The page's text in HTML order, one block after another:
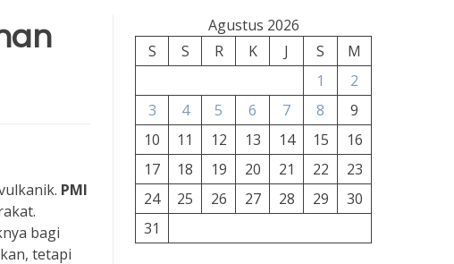
PMI
bagi
tetapi
Agustus 2026
S
S R K J S
M
1
2
3
4 5 6 7 8
9
10
11 12 13 14 15
16
17
18 19 20 21 22
23
24
25 26 27 28 29
30
31